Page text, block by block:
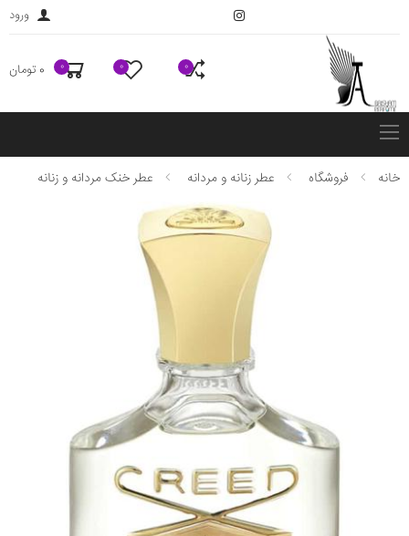
ورود
0
0
0 0 تومان
فهرست
خانه فروشگاه عطر زنانه و مردانه عطر خنک مردانه و زنانه